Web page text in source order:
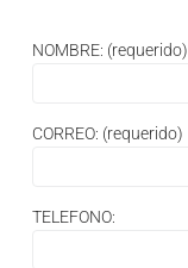
NOMBRE: (requerido)
CORREO: (requerido)
TELEFONO: